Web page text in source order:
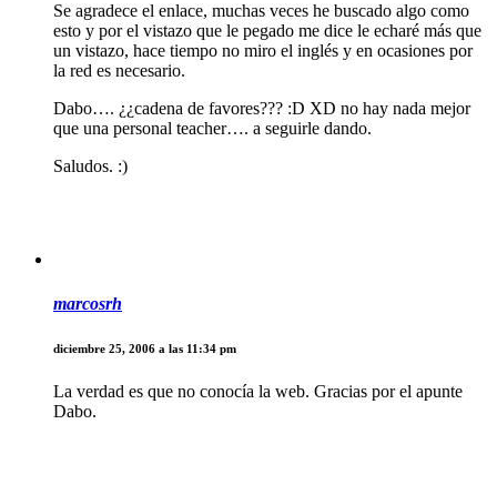
Se agradece el enlace, muchas veces he buscado algo como
esto y por el vistazo que le pegado me dice le echaré más que
un vistazo, hace tiempo no miro el inglés y en ocasiones por
la red es necesario.
Dabo…. ¿¿cadena de favores??? :D XD no hay nada mejor
que una personal teacher…. a seguirle dando.
Saludos. :)
marcosrh
diciembre 25, 2006 a las 11:34 pm
La verdad es que no conocía la web. Gracias por el apunte
Dabo.